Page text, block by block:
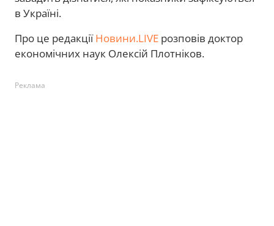
в Україні.
Про це редакціїНовини.LIVE розповів доктор
економічних наук Олексій Плотніков.
Реклама